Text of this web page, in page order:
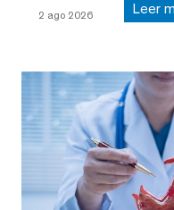
2 ago 2026 Leer